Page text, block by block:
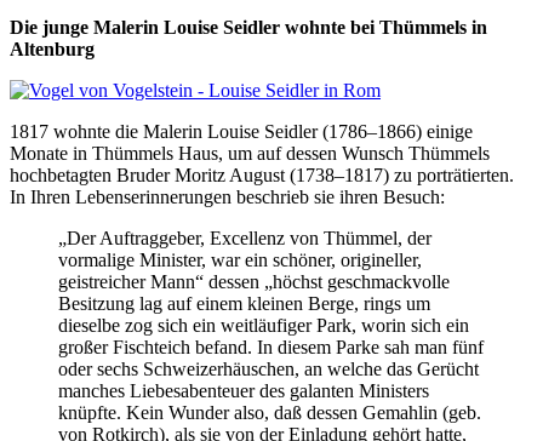
Die junge Malerin Louise Seidler wohnte bei Thümmels in
Altenburg
1817 wohnte die Malerin Louise Seidler (1786–1866) einige
Monate in Thümmels Haus, um auf dessen Wunsch Thümmels
hochbetagten Bruder Moritz August (1738–1817) zu porträtierten.
In Ihren Lebenserinnerungen beschrieb sie ihren Besuch:
„Der Auftraggeber, Excellenz von Thümmel, der
vormalige Minister, war ein schöner, origineller,
geistreicher Mann“ dessen „höchst geschmackvolle
Besitzung lag auf einem kleinen Berge, rings um
dieselbe zog sich ein weitläufiger Park, worin sich ein
großer Fischteich befand. In diesem Parke sah man fünf
oder sechs Schweizerhäuschen, an welche das Gerücht
manches Liebesabenteuer des galanten Ministers
knüpfte. Kein Wunder also, daß dessen Gemahlin (geb.
von Rotkirch), als sie von der Einladung gehört hatte,